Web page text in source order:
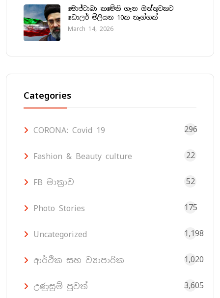
මොජ්ටාබා කමේනි ගැන ඔත්තුවකට
ඩොලර් මිලියන 10ක තෑග්ගක්
March 14, 2026
Categories
CORONA: Covid 19 296
Fashion & Beauty culture 22
FB මාත්‍රාව 52
Photo Stories 175
Uncategorized 1,198
ආර්ථික සහ ව්‍යාපාරික 1,020
උණුසුම් පුවත් 3,605